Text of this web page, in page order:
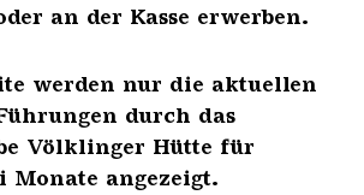
an der Kasse erwerben.
werden nur die aktuellen
durch das
Völklinger Hütte für
Monate angezeigt.